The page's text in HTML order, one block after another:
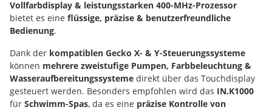
Vollfarbdisplay & leistungsstarken 400-MHz-Prozessor
bietet es eine flüssige, präzise & benutzerfreundliche
Bedienung.
Dank der kompatiblen Gecko X- & Y-Steuerungssysteme
können mehrere zweistufige Pumpen, Farbbeleuchtung &
Wasseraufbereitungssysteme direkt über das Touchdisplay
gesteuert werden. Besonders empfohlen wird das IN.K1000
für Schwimm-Spas, da es eine präzise Kontrolle von